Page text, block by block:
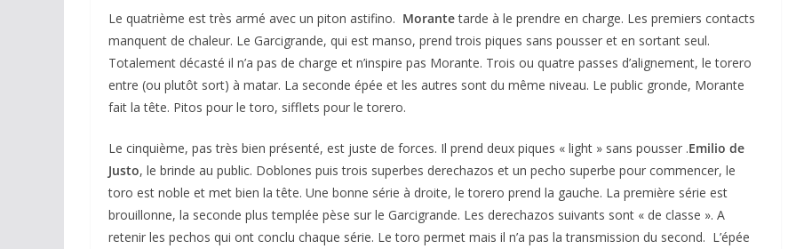
Le quatrième est très armé avec un piton astifino. Morantetarde à le prendre en charge. Les premiers contacts
manquent de chaleur. Le Garcigrande, qui est manso, prend trois piques sans pousser et en sortant seul.
Totalement décasté il n’a pas de charge et n’inspire pas Morante. Trois ou quatre passes d’alignement, le torero
entre (ou plutôt sort) à matar. La seconde épée et les autres sont du même niveau. Le public gronde, Morante
fait la tête. Pitos pour le toro, sifflets pour le torero.
Le cinquième, pas très bien présenté, est juste de forces. Il prend deux piques « light » sans pousser .Emilio de
Justo, le brinde au public. Doblones puis trois superbes derechazos et un pecho superbe pour commencer, le
toro est noble et met bien la tête. Une bonne série à droite, le torero prend la gauche. La première série est
brouillonne, la seconde plus templée pèse sur le Garcigrande. Les derechazos suivants sont « de classe ». A
retenir les pechos qui ont conclu chaque série. Le toro permet mais il n’a pas la transmission du second. L’épée